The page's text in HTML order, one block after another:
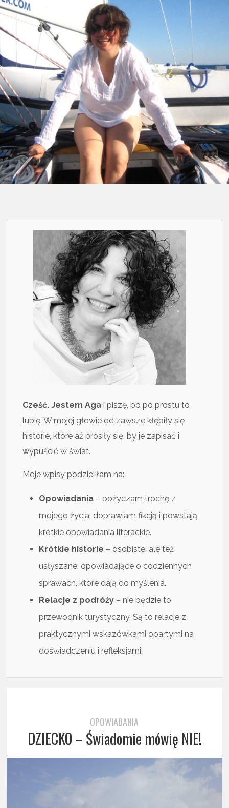
Cześć. Jestem Agai piszę, bo po prostu to
lubię. W mojej głowie od zawsze kłębiły się
historie, które aż prosiły się, by je zapisać i
wypuścić w świat.
Moje wpisy podzieliłam na:
Opowiadania – pożyczam trochę z
mojego życia, doprawiam fikcją i powstają
krótkie opowiadania literackie.
Krótkie historie – osobiste, ale też
usłyszane, opowiadające o codziennych
sprawach, które dają do myślenia.
Relacje z podróży – nie będzie to
przewodnik turystyczny. Są to relacje z
praktycznymi wskazówkami opartymi na
doświadczeniu i refleksjami.
OPOWIADANIA
DZIECKO – Świadomie mówię NIE!